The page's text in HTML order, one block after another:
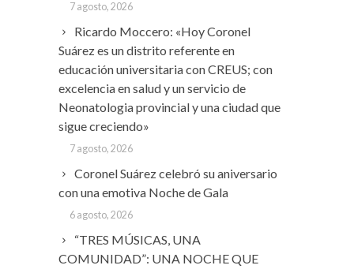
7 agosto, 2026
Ricardo Moccero: «Hoy Coronel
Suárez es un distrito referente en
educación universitaria con CREUS; con
excelencia en salud y un servicio de
Neonatologia provincial y una ciudad que
sigue creciendo»
7 agosto, 2026
Coronel Suárez celebró su aniversario
con una emotiva Noche de Gala
6 agosto, 2026
“TRES MÚSICAS, UNA
COMUNIDAD”: UNA NOCHE QUE